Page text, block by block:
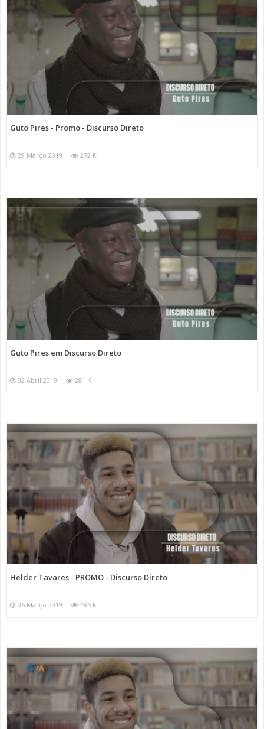
Guto Pires - Promo - Discurso Direto
29 Março 2019 272 K
Guto Pires em Discurso Direto
02 Abril 2019 281 K
Helder Tavares - PROMO - Discurso Direto
06 Março 2019 285 K